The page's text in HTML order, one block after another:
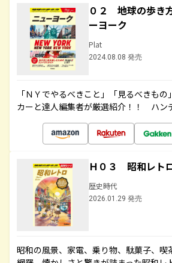
０２ 地球の歩
ーヨーク
Plat
2024.08.08 発売
「ＮＹでやるべきこと」「見るべきも
カーと達人編集者が厳選紹介！！ ハン
Ｈ０３ 昭和レト
歴史時代
2026.01.29 発売
昭和の風景、家電、乗り物、駄菓子、喫